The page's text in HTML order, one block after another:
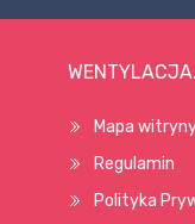
Mapa
Regulamin
Polityka